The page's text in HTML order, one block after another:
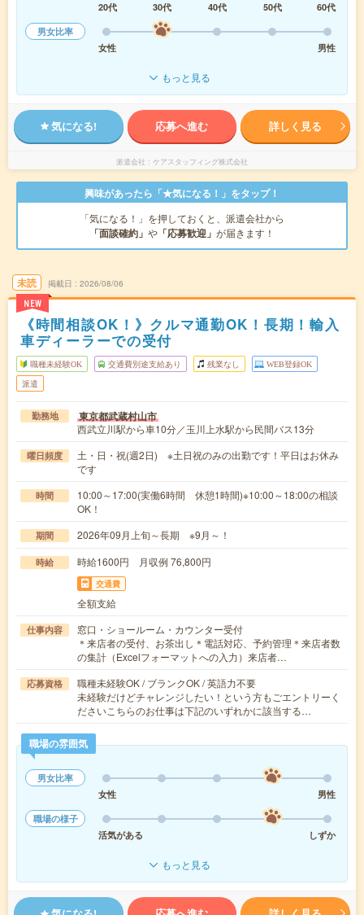
20代
30代 40代 50代
60代
男女比率
女性
男性
もっと見る
気になる! 応募へ進む 詳しく見る
派遣会社 ケアスタッフィング株式会社
興味があったら「★気になる！」をタップ！
「気になる！」を押しておくと、派遣会社から
「面談確約」 や 「応募歓迎」 が届きます！
未読
NEW
掲載日 2026/08/06
《時間相談OK！》クルマ通勤OK！長期！輸入
車ディーラーでの受付
職種未経験OK 交通費別途支給あり 残業なし WEB登録OK
派遣
勤務地 東京都武蔵村山市
西武立川駅から車10分／玉川上水駅から民間バス13分
曜日頻度
土・日・祝(週2日) ※土日祝のみの出勤です！平日はお休み
です
時間
10:00～17:00(実働6時間 休憩1時間)※10:00～18:00の相談
OK！
期間 2026年09月上旬～長期 ※9月～！
時給 時給1600円 月収例 76,800円
交通費
全額支給
仕事内容
窓口・ショールーム・カウンター受付
＊来店者の受付、お茶出し＊電話対応、予約管理＊来店者数
の集計（Excelフォーマットへの入力）来店者…
応募資格
職種未経験OK / ブランクOK / 英語力不要
未経験だけどチャレンジしたい！という方もごエントリーく
ださいこちらのお仕事は下記のいずれかに該当する…
職場の雰囲気
男女比率
女性
男性
職場の様子
活気がある
しずか
もっと見る